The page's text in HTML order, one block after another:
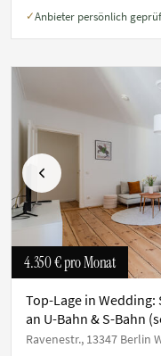
✓Anbieter persönlich
Vorherige
4.350 €pro Monat
Top-Lage in
an U-Bahn & S-Bahn
Ravenestr., 13347 Berlin